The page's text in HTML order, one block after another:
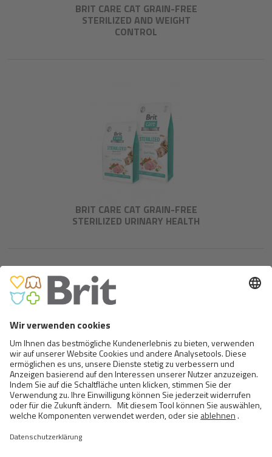
BRIT CARE CAT GRAIN-FREE
STERILIZED AND WEIGHT
CONTROL
BRIT CARE CAT GRAIN-FREE
STERILIZED URINARY HEALTH
BRIT CARE CAT GRAIN-FREE
SENSITIVE HEALTHY DIGESTION
AND DELICATE TASTE